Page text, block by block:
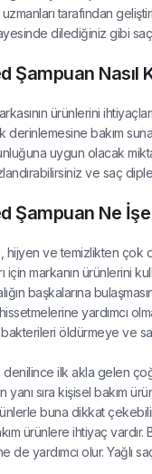
uzmanları tarafından
dilediğiniz gibi
Şampuan Nasıl
ürünlerini
derinlemesine bakım
uygun olacak
ve saç
Şampuan Ne
hijyen ve temizlikten çok
için markanın ürünlerini
başkalarına
yardımcı
öldürmeye ve
denilince ilk akla gelen
yanı sıra kişisel
buna dikkat
ürünlere ihtiyaç vardır.
de yardımcı olur. Yağlı